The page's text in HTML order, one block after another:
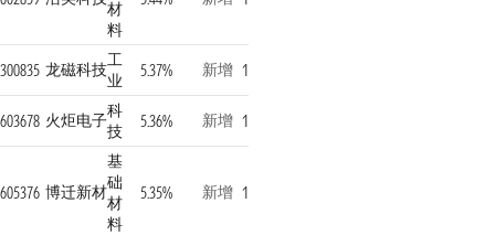
材
料
300835 龙磁科技工
业
5.37% 新增 1
603678 火炬电子科
技
5.36% 新增 1
605376 博迁新材
基
础
材
料
5.35% 新增 1